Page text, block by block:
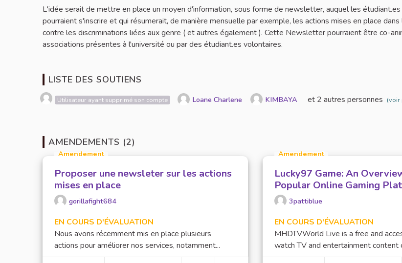
L'idée serait de mettre en place un moyen d'information, sous forme de newsletter, auquel les
pourraient s'inscrire et qui résumerait, de manière mensuelle par exemple, les actions mises en place
contre les discriminations liées aux genre ( et autres également ). Cette Newsletter pourraient être co-
associations présentes à l'université ou par des étudiant.es volontaires.
LISTE DES SOUTIENS
Utilisateur ayant supprimé son compte Loane Charlene KIMBAYA et 2 autres personnes (voir
AMENDEMENTS (2)
Amendement
Proposer une newsleter sur les actions
mises en place
gorillafight684
EN COURS D'ÉVALUATION
Nous avons récemment mis en place plusieurs
actions pour améliorer nos services, notamment...
Amendement
Lucky97 Game: An
Popular Online Gaming
3pattiblue
EN COURS D'ÉVALUATION
MHDTVWorld Live is a free and
watch TV and entertainment content